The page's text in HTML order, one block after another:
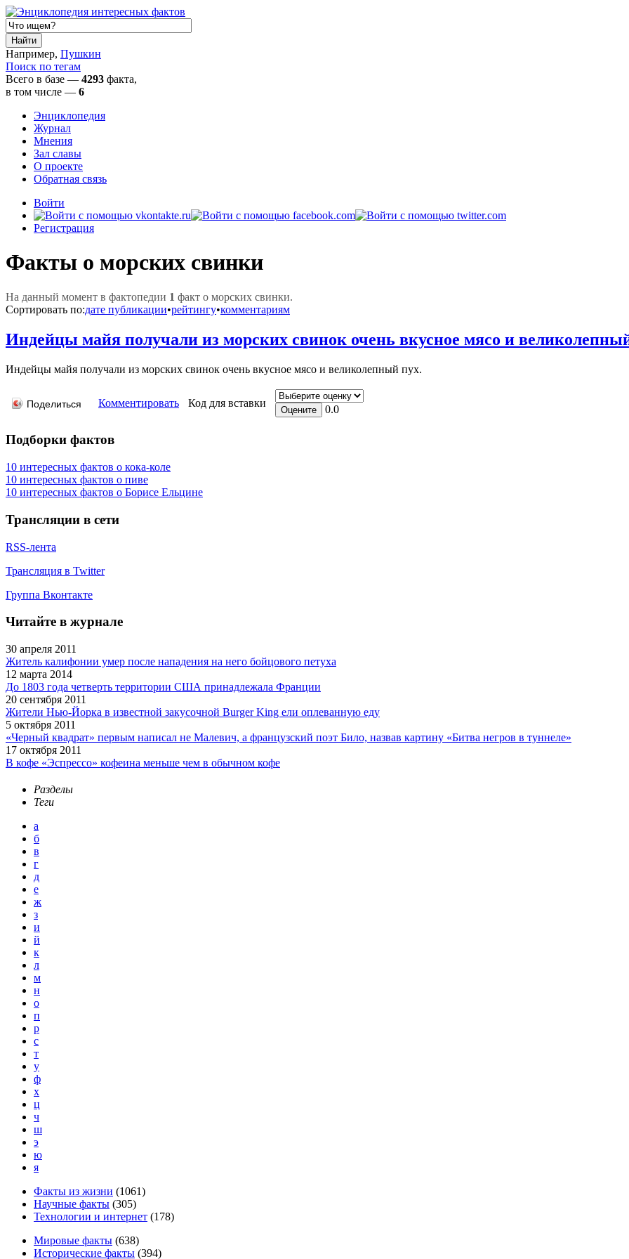
Например, Пушкин
Поиск по тегам
Всего в базе — 4293 факта,
в том числе — 6
Энциклопедия
Журнал
Мнения
Зал славы
О проекте
Обратная связь
Войти
Регистрация
Факты о морских свинки
На данный момент в фактопедии 1 факт о морских свинки.
Сортировать по:дате публикации•рейтингу•комментариям
Индейцы майя получали из морских свинок очень вкусное мясо и
Индейцы майя получали из морских свинок очень вкусное мясо и великолепный пух.
Поделиться Комментировать Код для вставки
0.0
Подборки фактов
10 интересных фактов о кока-коле
10 интересных фактов о пиве
10 интересных фактов о Борисе Ельцине
Трансляции в сети
RSS-лента
Трансляция в Twitter
Группа Вконтакте
Читайте в журнале
30 апреля 2011
Житель калифонии умер после нападения на него бойцового петуха
12 марта 2014
До 1803 года четверть территории США принадлежала Франции
20 сентября 2011
Жители Нью-Йорка в известной закусочной Burger King ели оплеванную еду
5 октября 2011
«Черный квадрат» первым написал не Малевич, а французский поэт Било, назвав картину «Битва негров в туннеле»
17 октября 2011
В кофе «Эспрессо» кофеина меньше чем в обычном кофе
Разделы
Теги
а
б
в
г
д
е
ж
з
и
й
к
л
м
н
о
п
р
с
т
у
ф
х
ц
ч
ш
э
ю
я
Факты из жизни (1061)
Научные факты (305)
Технологии и интернет (178)
Мировые факты (638)
Исторические факты (394)